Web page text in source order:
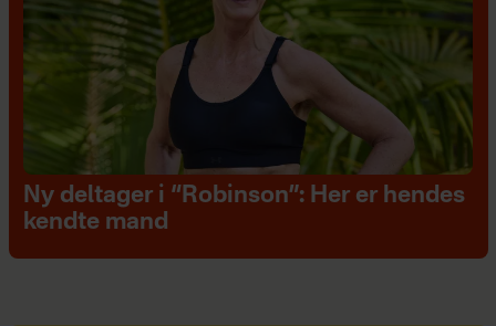
Ny deltager i “Robinson”: Her er hendes
kendte mand